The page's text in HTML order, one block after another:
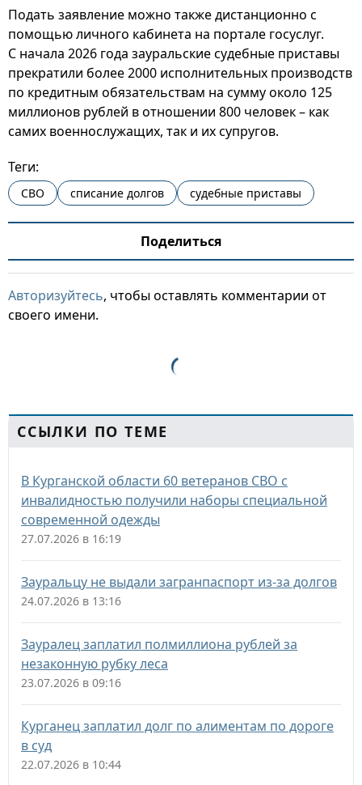
Подать заявление можно также дистанционно с
помощью личного кабинета на портале госуслуг.
С начала 2026 года зауральские судебные приставы
прекратили более 2000 исполнительных производств
по кредитным обязательствам на сумму около 125
миллионов рублей в отношении 800 человек – как
самих военнослужащих, так и их супругов.
Теги:
СВО списание долгов судебные приставы
Поделиться
Авторизуйтесь, чтобы оставлять комментарии от
своего имени.
ССЫЛКИ ПО ТЕМЕ
В Курганской области 60 ветеранов СВО с
инвалидностью получили наборы специальной
современной одежды
27.07.2026 в 16:19
Зауральцу не выдали загранпаспорт из-за долгов
24.07.2026 в 13:16
Зауралец заплатил полмиллиона рублей за
незаконную рубку леса
23.07.2026 в 09:16
Курганец заплатил долг по алиментам по дороге
в суд
22.07.2026 в 10:44